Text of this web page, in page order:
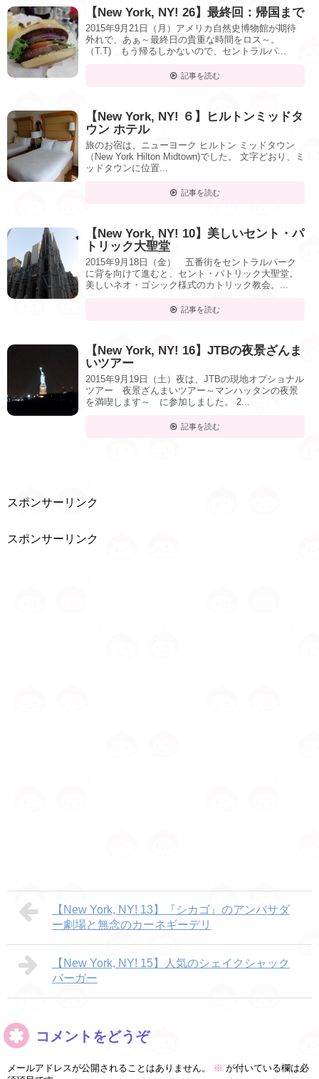
【New York, NY! 26】最終回：帰国まで
2015年9月21日（月）アメリカ自然史博物館が期待
外れで、あぁ～最終日の貴重な時間をロス～。
（T.T) もう帰るしかないので、セントラルパ...
記事を読む
【New York, NY! ６】ヒルトンミッドタ
ウン ホテル
旅のお宿は、ニューヨーク ヒルトン ミッドタウン
（New York Hilton Midtown)でした。 文字どおり、ミ
ッドタウンに位置...
記事を読む
【New York, NY! 10】美しいセント・パ
トリック大聖堂
2015年9月18日（金） 五番街をセントラルパーク
に背を向けて進むと、セント・パトリック大聖堂。
美しいネオ・ゴシック様式のカトリック教会。...
記事を読む
【New York, NY! 16】JTBの夜景ざんま
いツアー
2015年9月19日（土）夜は、JTBの現地オプショナル
ツアー 夜景ざんまいツアー～マンハッタンの夜景
を満喫します～ に参加しました。 2...
記事を読む
スポンサーリンク
スポンサーリンク
【New York, NY! 13】『シカゴ』のアンバサダ
ー劇場と無念のカーネギーデリ
【New York, NY! 15】人気のシェイクシャック
バーガー
コメントをどうぞ
メールアドレスが公開されることはありません。 ※ が付いている欄は必